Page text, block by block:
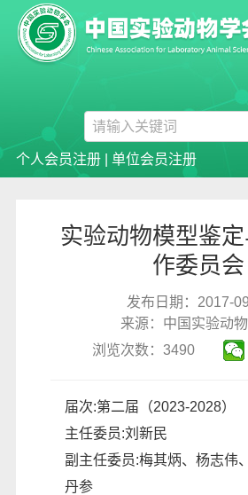
个人会员注册| 单位会员注册
实验动物模型鉴
作委员会
发布日期：2017-
来源：中国实验动
浏览次数：3490
届次:第二届（2023-2028）
主任委员:刘新民
副主任委员:梅其炳、杨志伟
丹参